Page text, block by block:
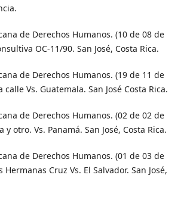
de Derechos Humanos. (10 de 08 de
OC-11/90. San José, Costa Rica.
de Derechos Humanos. (19 de 11 de
calle Vs. Guatemala. San José Costa Rica.
de Derechos Humanos. (02 de 02 de
y otro. Vs. Panamá. San José, Costa Rica.
de Derechos Humanos. (01 de 03 de
Hermanas Cruz Vs. El Salvador. San José,